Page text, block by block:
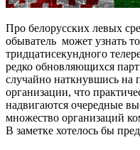
Про белорусских левых
обыватель может узнать
тридцатисекундного
редко обновляющихся
случайно наткнувшись на
организации, что
надвигаются очередные
множество организаций
В заметке хотелось бы